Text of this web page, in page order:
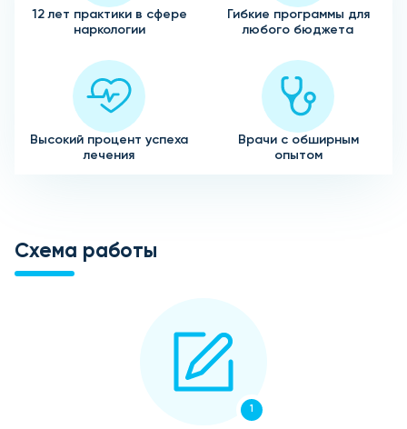
12 лет практики в сфере
наркологии
Гибкие программы для
любого бюджета
Высокий процент успеха
лечения
Врачи с обширным
опытом
Схема работы
1